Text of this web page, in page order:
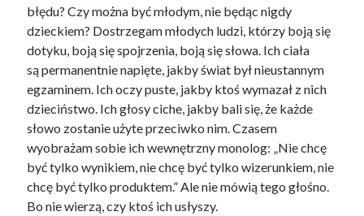
błędu? Czy można być młodym, nie będąc nigdy
dzieckiem? Dostrzegam młodych ludzi, którzy boją się
dotyku, boją się spojrzenia, boją się słowa. Ich ciała
są permanentnie napięte, jakby świat był nieustannym
egzaminem. Ich oczy puste, jakby ktoś wymazał z nich
dzieciństwo. Ich głosy ciche, jakby bali się, że każde
słowo zostanie użyte przeciwko nim. Czasem
wyobrażam sobie ich wewnętrzny monolog: „Nie chcę
być tylko wynikiem, nie chcę być tylko wizerunkiem, nie
chcę być tylko produktem.” Ale nie mówią tego głośno.
Bo nie wierzą, czy ktoś ich usłyszy.